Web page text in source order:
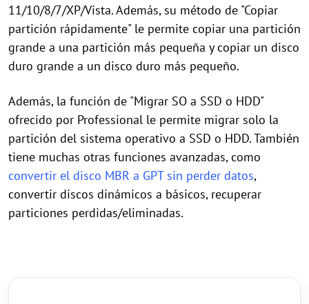
11/10/8/7/XP/Vista. Además, su método de "Copiar
partición rápidamente" le permite copiar una partición
grande a una partición más pequeña y copiar un disco
duro grande a un disco duro más pequeño.
Además, la función de "Migrar SO a SSD o HDD"
ofrecido por Professional le permite migrar solo la
partición del sistema operativo a SSD o HDD. También
tiene muchas otras funciones avanzadas, como
convertir el disco MBR a GPT sin perder datos,
convertir discos dinámicos a básicos, recuperar
particiones perdidas/eliminadas.